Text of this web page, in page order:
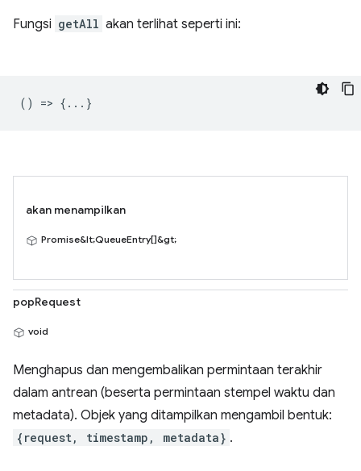
Fungsi getAll akan terlihat seperti ini:
() => {...}
akan menampilkan
Promise&lt;QueueEntry[]&gt;
popRequest
void
Menghapus dan mengembalikan permintaan terakhir
dalam antrean (beserta permintaan stempel waktu dan
metadata). Objek yang ditampilkan mengambil bentuk:
{request, timestamp, metadata} .